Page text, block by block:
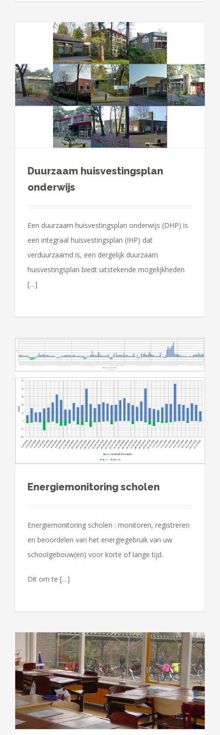
Duurzaam huisvestingsplan
onderwijs
Een duurzaam huisvestingsplan onderwijs (DHP) is
een integraal huisvestingsplan (IHP) dat
verduurzaamd is, een dergelijk duurzaam
huisvestingsplan biedt uitstekende mogelijkheden
[…]
Energiemonitoring scholen
Energiemonitoring scholen : monitoren, registreren
en beoordelen van het energiegebruik van uw
schoolgebouw(en) voor korte of lange tijd.
Dit om te […]